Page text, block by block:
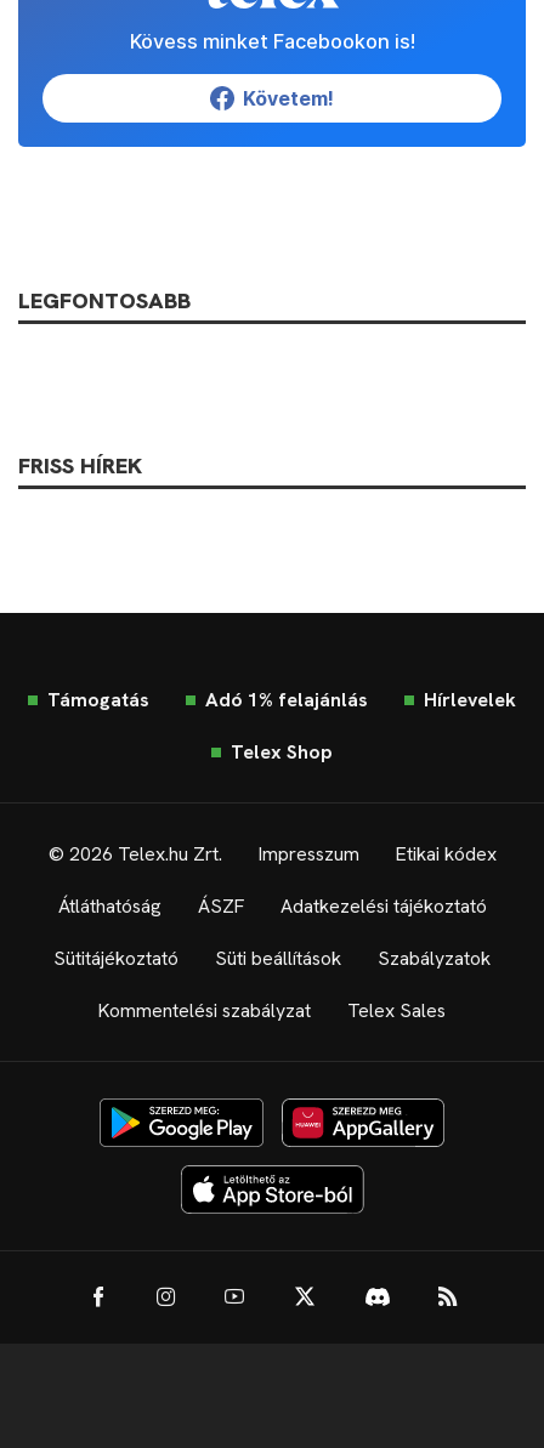
Kövess minket Facebookon is!
Követem!
LEGFONTOSABB
FRISS HÍREK
Támogatás Adó 1% felajánlás Hírlevelek
Telex Shop
© 2026 Telex.hu Zrt. Impresszum Etikai kódex
Átláthatóság ÁSZF Adatkezelési tájékoztató
Sütitájékoztató Süti beállítások Szabályzatok
Kommentelési szabályzat Telex Sales